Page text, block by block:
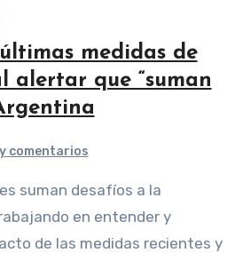
medidas de
alertar que “suman
comentarios
en entender y
de las medidas recientes y